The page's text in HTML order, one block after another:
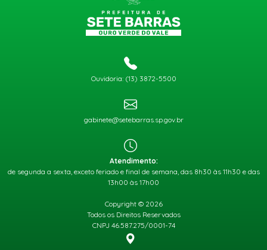
Ouvidoria: (13) 3872-5500
gabinete@setebarras.sp.gov.br
Atendimento:
de segunda a sexta, exceto feriado e final de semana, das 8h30 às 11h30 e das
13h00 às 17h00
Copyright © 2026
Todos os Direitos Reservados
CNPJ 46.587.275/0001-74